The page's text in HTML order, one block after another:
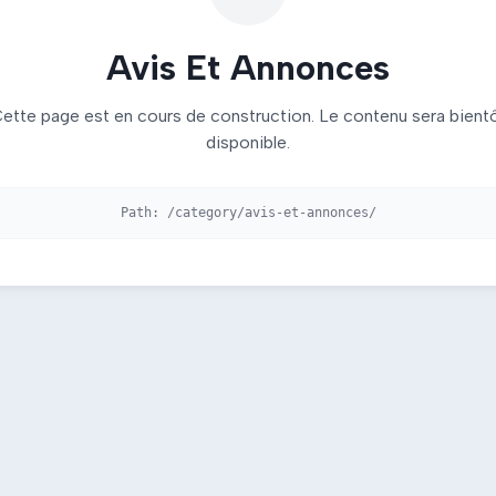
Avis Et Annonces
page est en cours de construction. Le contenu sera
disponible.
Path: /category/avis-et-annonces/